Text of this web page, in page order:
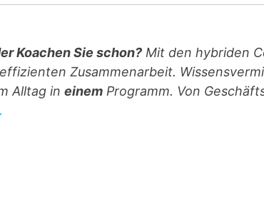
Koachen Sie schon? Mit den hybriden
Zusammenarbeit.
Alltag ineinem Programm. Von